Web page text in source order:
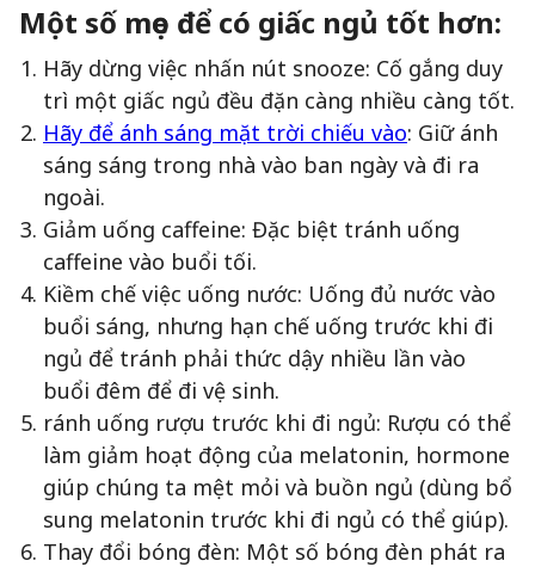
Một số mẹo để có giấc ngủ tốt hơn:
Hãy dừng việc nhấn nút snooze: Cố gắng duy
trì một giấc ngủ đều đặn càng nhiều càng tốt.
Hãy để ánh sáng mặt trời chiếu vào: Giữ ánh
sáng sáng trong nhà vào ban ngày và đi ra
ngoài.
Giảm uống caffeine: Đặc biệt tránh uống
caffeine vào buổi tối.
Kiềm chế việc uống nước: Uống đủ nước vào
buổi sáng, nhưng hạn chế uống trước khi đi
ngủ để tránh phải thức dậy nhiều lần vào
buổi đêm để đi vệ sinh.
ránh uống rượu trước khi đi ngủ: Rượu có thể
làm giảm hoạt động của melatonin, hormone
giúp chúng ta mệt mỏi và buồn ngủ (dùng bổ
sung melatonin trước khi đi ngủ có thể giúp).
Thay đổi bóng đèn: Một số bóng đèn phát ra